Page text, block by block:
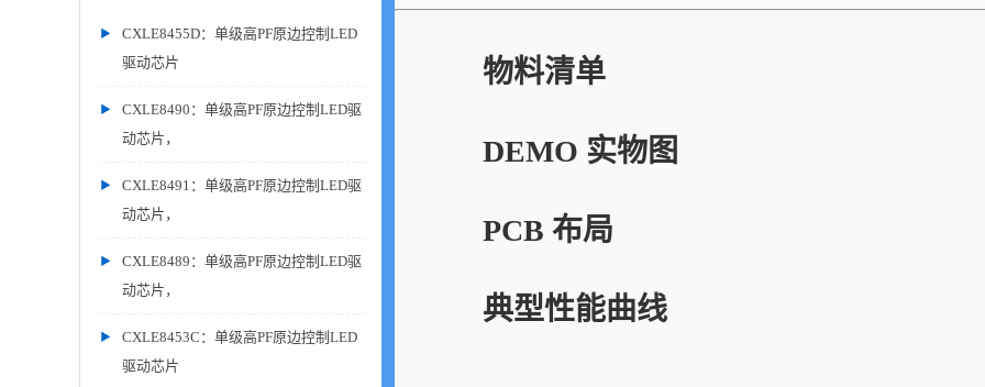
CXLE8455D：单级高PF原边控制LED
驱动芯片
CXLE8490：单级高PF原边控制LED驱
动芯片，
CXLE8491：单级高PF原边控制LED驱
动芯片，
CXLE8489：单级高PF原边控制LED驱
动芯片，
CXLE8453C：单级高PF原边控制LED
驱动芯片
物料清单
DEMO 实物图
PCB 布局
典型性能曲线